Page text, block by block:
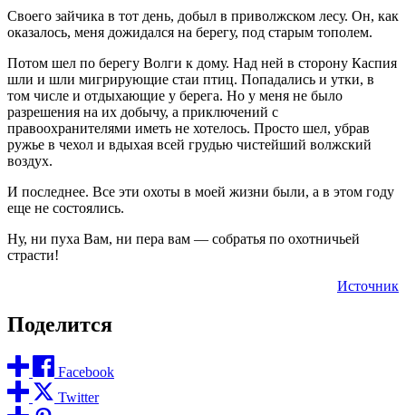
Своего зайчика в тот день, добыл в приволжском лесу. Он, как
оказалось, меня дожидался на берегу, под старым тополем.
Потом шел по берегу Волги к дому. Над ней в сторону Каспия
шли и шли мигрирующие стаи птиц. Попадались и утки, в
том числе и отдыхающие у берега. Но у меня не было
разрешения на их добычу, а приключений с
правоохранителями иметь не хотелось. Просто шел, убрав
ружье в чехол и вдыхая всей грудью чистейший волжский
воздух.
И последнее. Все эти охоты в моей жизни были, а в этом году
еще не состоялись.
Ну, ни пуха Вам, ни пера вам — собратья по охотничьей
страсти!
Источник
Поделится
Facebook
Twitter